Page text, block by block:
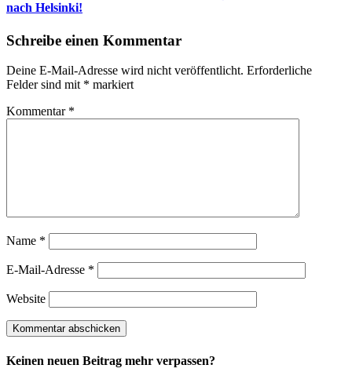
nach Helsinki!
Schreibe einen Kommentar
Deine E-Mail-Adresse wird nicht veröffentlicht. Erforderliche
Felder sind mit * markiert
Kommentar *
Name *
E-Mail-Adresse *
Website
Keinen neuen Beitrag mehr verpassen?